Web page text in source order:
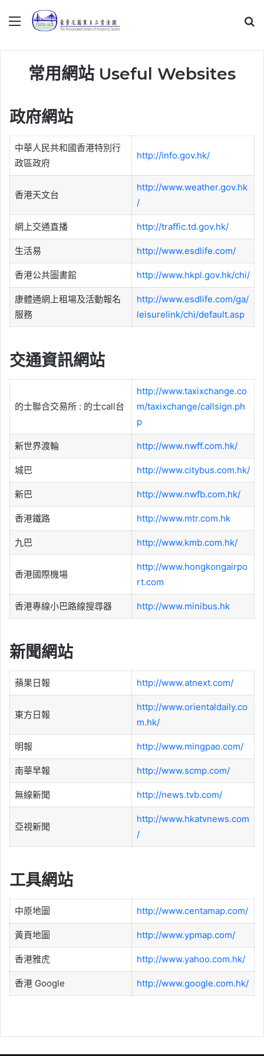
Menu
常用網站 Useful Websites
政府網站
中華人民共和國香港特別行
政區政府
http://info.gov.hk/
香港天文台
http://www.weather.gov.hk
/
網上交通直播 http://traffic.td.gov.hk/
生活易 http://www.esdlife.com/
香港公共圖書館 http://www.hkpl.gov.hk/chi/
康體通網上租場及活動報名
服務
http://www.esdlife.com/ga/
leisurelink/chi/default.asp
交通資訊網站
的士聯合交易所 : 的士call台
http://www.taxixchange.co
m/taxixchange/callsign.ph
p
新世界渡輪 http://www.nwff.com.hk/
城巴 http://www.citybus.com.hk/
新巴 http://www.nwfb.com.hk/
香港鐵路 http://www.mtr.com.hk
九巴 http://www.kmb.com.hk/
香港國際機場
http://www.hongkongairpo
rt.com
香港專線小巴路線搜尋器 http://www.minibus.hk
新聞網站
蘋果日報 http://www.atnext.com/
東方日報
http://www.orientaldaily.co
m.hk/
明報 http://www.mingpao.com/
南華早報 http://www.scmp.com/
無線新聞 http://news.tvb.com/
亞視新聞
http://www.hkatvnews.com
/
工具網站
中原地圖 http://www.centamap.com/
黃頁地圖 http://www.ypmap.com/
香港雅虎 http://www.yahoo.com.hk/
香港 Google http://www.google.com.hk/